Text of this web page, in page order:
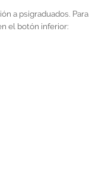
a psigraduados. Para
el botón inferior: